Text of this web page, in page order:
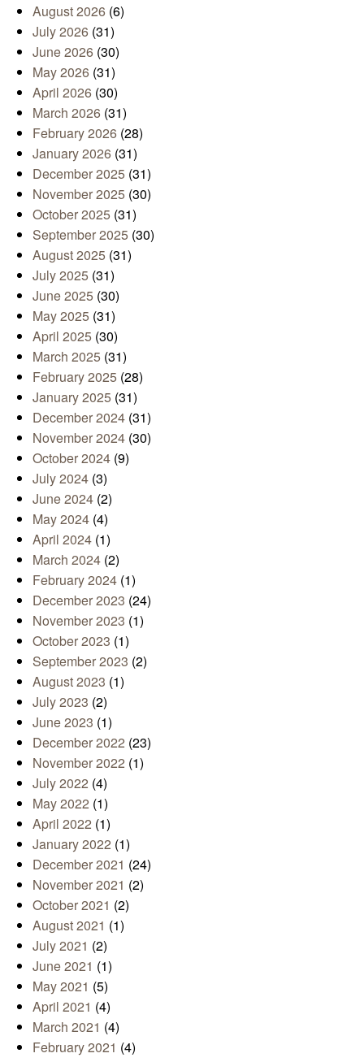
August 2026 (6)
July 2026 (31)
June 2026 (30)
May 2026 (31)
April 2026 (30)
March 2026 (31)
February 2026 (28)
January 2026 (31)
December 2025 (31)
November 2025 (30)
October 2025 (31)
September 2025 (30)
August 2025 (31)
July 2025 (31)
June 2025 (30)
May 2025 (31)
April 2025 (30)
March 2025 (31)
February 2025 (28)
January 2025 (31)
December 2024 (31)
November 2024 (30)
October 2024 (9)
July 2024 (3)
June 2024 (2)
May 2024 (4)
April 2024 (1)
March 2024 (2)
February 2024 (1)
December 2023 (24)
November 2023 (1)
October 2023 (1)
September 2023 (2)
August 2023 (1)
July 2023 (2)
June 2023 (1)
December 2022 (23)
November 2022 (1)
July 2022 (4)
May 2022 (1)
April 2022 (1)
January 2022 (1)
December 2021 (24)
November 2021 (2)
October 2021 (2)
August 2021 (1)
July 2021 (2)
June 2021 (1)
May 2021 (5)
April 2021 (4)
March 2021 (4)
February 2021 (4)